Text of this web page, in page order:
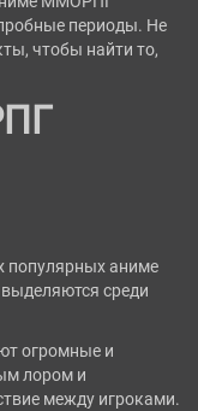
периоды. Не
чтобы найти то,
популярных аниме
среди
огромные и
лором и
между игроками.